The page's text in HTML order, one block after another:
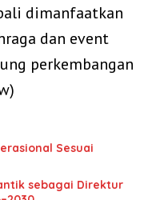
dimanfaatkan
dan event
perkembangan
Sesuai
sebagai Direktur